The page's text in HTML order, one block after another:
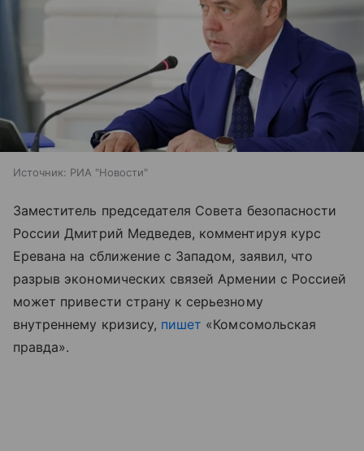
Источник: РИА "Новости"
Заместитель председателя Совета безопасности
России Дмитрий Медведев, комментируя курс
Еревана на сближение с Западом, заявил, что
разрыв экономических связей Армении с Россией
может привести страну к серьезному
внутреннему кризису, пишет «Комсомольская
правда».